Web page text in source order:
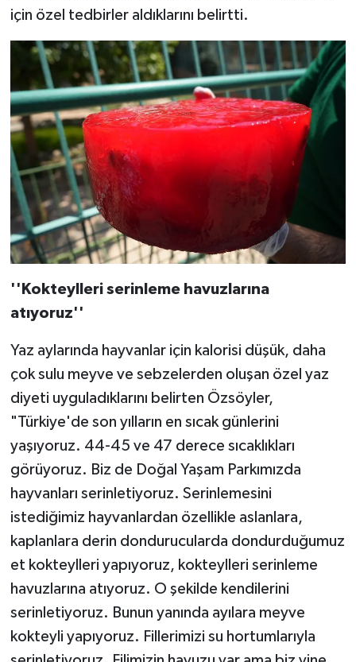
için özel tedbirler aldıklarını belirtti.
''Kokteylleri serinleme havuzlarına
atıyoruz''
Yaz aylarında hayvanlar için kalorisi düşük, daha
çok sulu meyve ve sebzelerden oluşan özel yaz
diyeti uyguladıklarını belirten Özsöyler,
"Türkiye'de son yılların en sıcak günlerini
yaşıyoruz. 44-45 ve 47 derece sıcaklıkları
görüyoruz. Biz de Doğal Yaşam Parkımızda
hayvanları serinletiyoruz. Serinlemesini
istediğimiz hayvanlardan özellikle aslanlara,
kaplanlara derin dondurucularda dondurduğumuz
et kokteylleri yapıyoruz, kokteylleri serinleme
havuzlarına atıyoruz. O şekilde kendilerini
serinletiyoruz. Bunun yanında ayılara meyve
kokteyli yapıyoruz. Fillerimizi su hortumlarıyla